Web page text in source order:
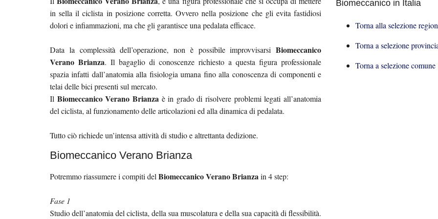
in sella il ciclista in posizione corretta. Ovvero nella posizione che gli evita fastidiosi
dolori e infiammazioni, ma che gli garantisce una pedalata efficace.
Data la complessità dell’operazione, non è possibile improvvisarsi Biomeccanico
Verano Brianza. Il bagaglio di conoscenze richiesto a questa figura professionale
spazia infatti dall’anatomia alla fisiologia umana fino alla conoscenza di componenti e
telai delle bici presenti sul mercato.
Il Biomeccanico Verano Brianza è in grado di risolvere problemi legati all’anatomia
del ciclista, al funzionamento delle articolazioni ed alla dinamica di pedalata.
Tutto ciò richiede un’intensa attività di studio e altrettanta dedizione.
Biomeccanico Verano Brianza
Potremmo riassumere i compiti del Biomeccanico Verano Brianza in 4 step:
Fase 1
Studio dell’anatomia del ciclista, della sua muscolatura e della sua capacità di flessibilità.
Biomeccanico in Italia
Torna alla selezione
Torna a selezione
Torna a selezione comune